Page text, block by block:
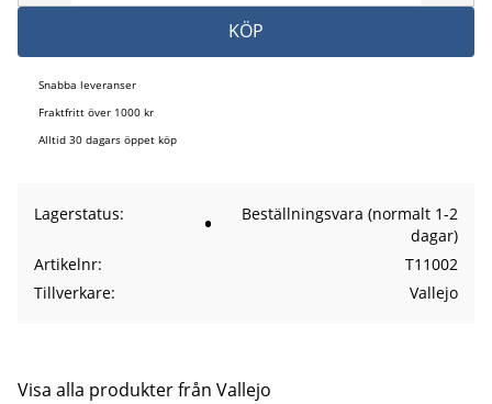
KÖP
Snabba leveranser
Fraktfritt över 1000 kr
Alltid 30 dagars öppet köp
Lagerstatus
Beställningsvara (normalt 1-2
dagar)
Artikelnr
T11002
Tillverkare
Vallejo
Visa alla produkter från Vallejo